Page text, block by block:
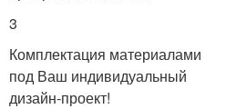
3
Комплектация материалами
под Ваш индивидуальный
дизайн-проект!